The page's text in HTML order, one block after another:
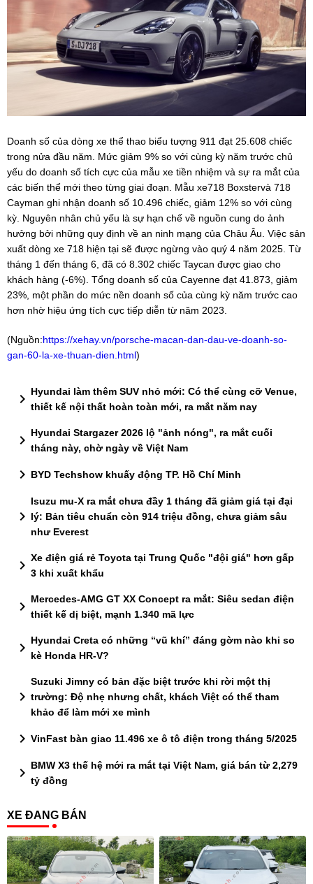
Doanh số của dòng xe thể thao biểu tượng 911 đạt 25.608 chiếc
trong nửa đầu năm. Mức giảm 9% so với cùng kỳ năm trước chủ
yếu do doanh số tích cực của mẫu xe tiền nhiệm và sự ra mắt của
các biến thể mới theo từng giai đoạn. Mẫu xe718 Boxstervà 718
Cayman ghi nhận doanh số 10.496 chiếc, giảm 12% so với cùng
kỳ. Nguyên nhân chủ yếu là sự hạn chế về nguồn cung do ảnh
hưởng bởi những quy định về an ninh mạng của Châu Âu. Việc sản
xuất dòng xe 718 hiện tại sẽ được ngừng vào quý 4 năm 2025. Từ
tháng 1 đến tháng 6, đã có 8.302 chiếc Taycan được giao cho
khách hàng (-6%). Tổng doanh số của Cayenne đạt 41.873, giảm
23%, một phần do mức nền doanh số của cùng kỳ năm trước cao
hơn nhờ hiệu ứng tích cực tiếp diễn từ năm 2023.
(Nguồn:https://xehay.vn/porsche-macan-dan-dau-ve-doanh-so-
gan-60-la-xe-thuan-dien.html)
chevron_right Hyundai làm thêm SUV nhỏ mới: Có thể cùng cỡ Venue,
thiết kế nội thất hoàn toàn mới, ra mắt năm nay
chevron_right Hyundai Stargazer 2026 lộ "ảnh nóng", ra mắt cuối
tháng này, chờ ngày về Việt Nam
chevron_right BYD Techshow khuấy động TP. Hồ Chí Minh
chevron_right
Isuzu mu-X ra mắt chưa đầy 1 tháng đã giảm giá tại đại
lý: Bản tiêu chuẩn còn 914 triệu đồng, chưa giảm sâu
như Everest
chevron_right Xe điện giá rẻ Toyota tại Trung Quốc "đội giá" hơn gấp
3 khi xuất khẩu
chevron_right Mercedes-AMG GT XX Concept ra mắt: Siêu sedan điện
thiết kế dị biệt, mạnh 1.340 mã lực
chevron_right Hyundai Creta có những “vũ khí” đáng gờm nào khi so
kè Honda HR-V?
chevron_right
Suzuki Jimny có bản đặc biệt trước khi rời một thị
trường: Độ nhẹ nhưng chất, khách Việt có thể tham
khảo để làm mới xe mình
chevron_right VinFast bàn giao 11.496 xe ô tô điện trong tháng 5/2025
chevron_right BMW X3 thế hệ mới ra mắt tại Việt Nam, giá bán từ 2,279
tỷ đồng
XE ĐANG BÁN